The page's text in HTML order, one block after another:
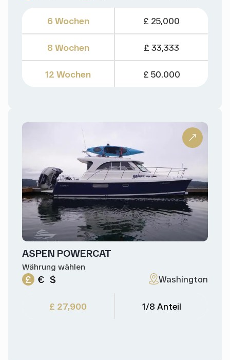
6 Wochen
8 Wochen
12 Wochen
£ 25,000
£ 33,333
£ 50,000
ASPEN POWERCAT
Währung wählen
£ € $ Washington
£ 27,900 1/8 Anteil